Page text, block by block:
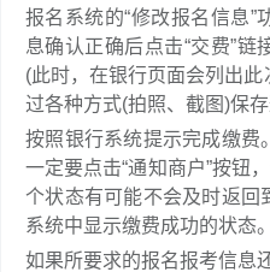
报名系统的“修改报名信息
息确认正确后点击“交费”
(此时，在银行页面会列出
过各种方式(拍照、截图)保
按照银行系统提示完成缴费
一定要点击“通知商户”按钮
个状态有可能不会及时返回
系统中显示缴费成功的状态。
如果所要求的报名报考信息